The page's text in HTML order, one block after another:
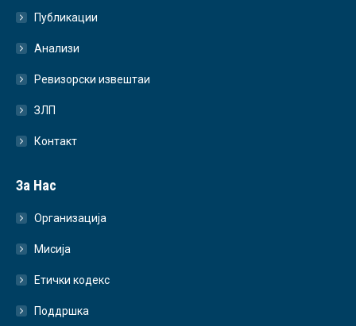
Публикации
Анализи
Ревизорски извештаи
ЗЛП
Контакт
За Нас
Организација
Мисија
Етички кодекс
Поддршка